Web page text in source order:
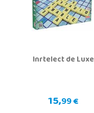
Inrtelect de Luxe
15,99 €